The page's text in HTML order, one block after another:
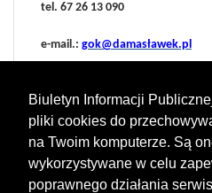
Biuletyn Informacji
pliki cookies do
na Twoim komputerze. Są
wykorzystywane w celu
poprawnego działania
tel. 67 26 13 090
e-mail.: gok@damasławek.pl
administrator: Maciej
Ośrodka Kultury w Damasławku)
e-mail.:gok@damaslawek.pl